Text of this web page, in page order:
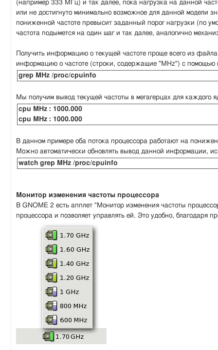
(например 333 МГц) и так далее, пока нагрузка на данной
или не достигнуто минимально возможное для данной модели
пониженной частоте превысит заданный порог нагрузки (по
частота подымется на один шаг и так далее, аналогично
Получить информацию о текущей частоте проще всего из
информацию о частоте (строки, содержащие "MHz") с помощью
grep MHz /proc/cpuinfo
Мы получим вывод текущей частоты в мегагерцах для каждого
cpu MHz : 1000.000
cpu MHz : 1000.000
В данном примере оба потока процессора работают на
Можно автоматически обновлять вывод данной информации,
watch grep MHz /proc/cpuinfo
Монитор изменения частоты процессора
В GNOME 2 есть апплет "Монитор изменения частоты
процессора и позволяет управлять ей. Это удобно, благодаря